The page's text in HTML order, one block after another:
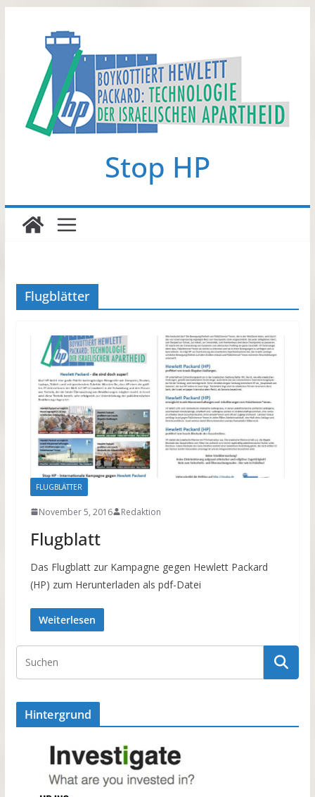
springen
Stop HP
Flugblätter
FLUGBLÄTTER
November 5, 2016 Redaktion
Flugblatt
Das Flugblatt zur Kampagne gegen Hewlett Packard
(HP) zum Herunterladen als pdf-Datei
Weiterlesen
Hintergrund